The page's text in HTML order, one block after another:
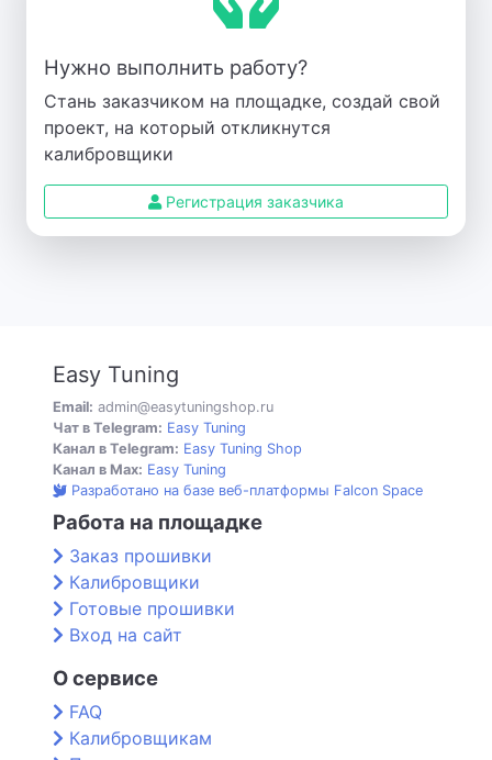
Нужно выполнить работу?
Стань заказчиком на площадке, создай свой
проект, на который откликнутся
калибровщики
Регистрация заказчика
Easy Tuning
Email: admin@easytuningshop.ru
Чат в Telegram: Easy Tuning
Канал в Telegram: Easy Tuning Shop
Канал в Max: Easy Tuning
Разработано на базе веб-платформы Falcon Space
Работа на площадке
Заказ прошивки
Калибровщики
Готовые прошивки
Вход на сайт
О сервисе
FAQ
Калибровщикам